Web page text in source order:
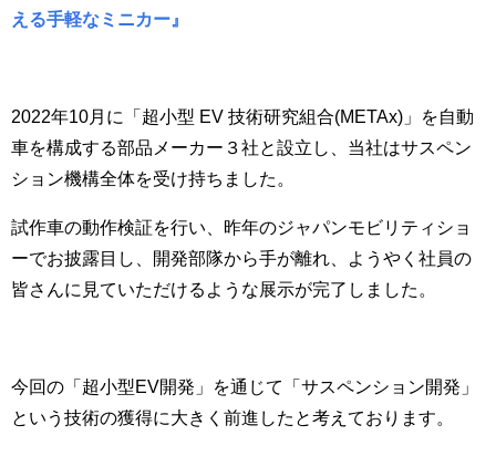
える手軽なミニカー』
2022年10月に「超小型 EV 技術研究組合(METAx) 」を自動
車を構成する部品メーカー３社と設立し、当社はサスペン
ション機構全体を受け持ちました。
試作車の動作検証を行い 昨年のジャパンモビリティショ
ーでお披露目し 開発部隊から手が離れ、 ようやく 社員の
皆さんに見ていただけるような展示が完了しました 。
今回の「超小型EV開発」を通じて「サスペンション開発」
という技術の獲得に大きく前進したと考えております。